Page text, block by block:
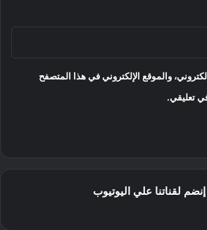
والموقع الإلكتروني في هذا المتصفح
تعليقي.
إنضم لقناتنا علي اليوتيوب